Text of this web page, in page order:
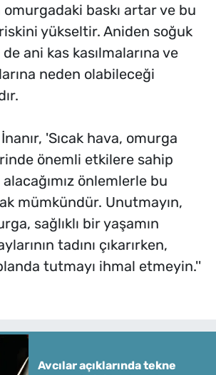
omurgadaki baskı artar ve bu
yükseltir. Aniden soğuk
ani kas kasılmalarına ve
neden olabileceği
'Sıcak hava, omurga
önemli etkilere sahip
önlemlerle bu
mümkündür. Unutmayın,
sağlıklı bir yaşamın
tadını çıkarırken,
planda tutmayı ihmal etmeyin.''
Avcılar açıklarında tekne